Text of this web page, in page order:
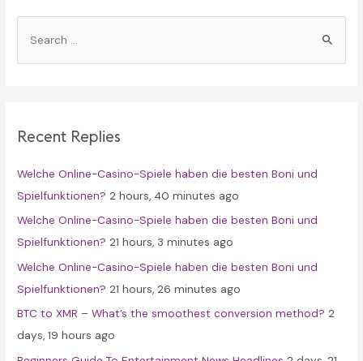
h
o
r
:
Recent Replies
Welche Online-Casino-Spiele haben die besten Boni und
Spielfunktionen? 2 hours, 40 minutes ago
Welche Online-Casino-Spiele haben die besten Boni und
Spielfunktionen? 21 hours, 3 minutes ago
Welche Online-Casino-Spiele haben die besten Boni und
Spielfunktionen? 21 hours, 26 minutes ago
BTC to XMR – What’s the smoothest conversion method? 2
days, 19 hours ago